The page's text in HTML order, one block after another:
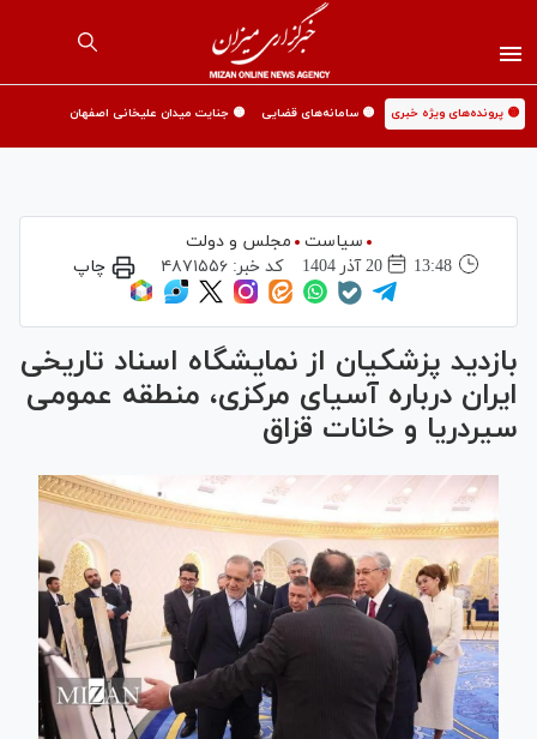
🟡 پرونده‌های ویژه خبری 🟡 سامانه‌های قضایی 🟡 جنایت میدان علیخانی اصفهان
سیاست
مجلس و دولت
13:48
20 آذر 1404 کد خبر: ۴۸۷۱۵۵۶ چاپ
بازدید پزشکیان از نمایشگاه اسناد تاریخی
ایران درباره آسیای مرکزی، منطقه عمومی
سیردریا و خانات قزاق